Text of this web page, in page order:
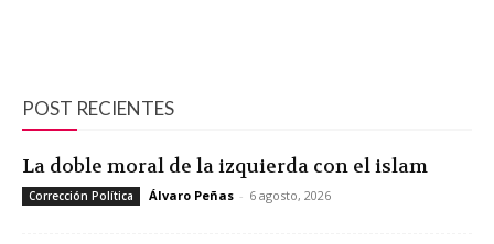
POST RECIENTES
La doble moral de la izquierda con el islam
Corrección Política Álvaro Peñas - 6 agosto, 2026